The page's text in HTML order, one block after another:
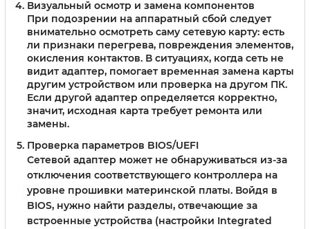
Визуальный осмотр и замена компонентов
При подозрении на аппаратный сбой следует
внимательно осмотреть саму сетевую карту: есть
ли признаки перегрева, повреждения элементов,
окисления контактов. В ситуациях, когда сеть не
видит адаптер, помогает временная замена карты
другим устройством или проверка на другом ПК.
Если другой адаптер определяется корректно,
значит, исходная карта требует ремонта или
замены.
Проверка параметров BIOS/UEFI
Сетевой адаптер может не обнаруживаться из-за
отключения соответствующего контроллера на
уровне прошивки материнской платы. Войдя в
BIOS, нужно найти разделы, отвечающие за
встроенные устройства (настройки Integrated